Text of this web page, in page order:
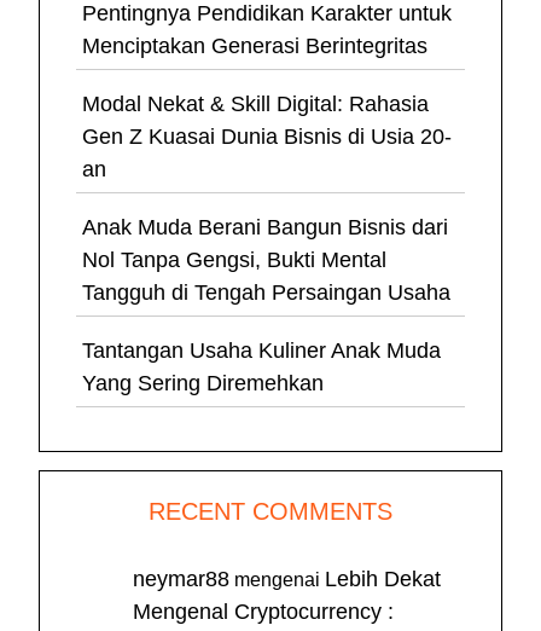
Pentingnya Pendidikan Karakter untuk
Menciptakan Generasi Berintegritas
Modal Nekat & Skill Digital: Rahasia
Gen Z Kuasai Dunia Bisnis di Usia 20-
an
Anak Muda Berani Bangun Bisnis dari
Nol Tanpa Gengsi, Bukti Mental
Tangguh di Tengah Persaingan Usaha
Tantangan Usaha Kuliner Anak Muda
Yang Sering Diremehkan
RECENT COMMENTS
neymar88 mengenai Lebih Dekat
Mengenal Cryptocurrency :